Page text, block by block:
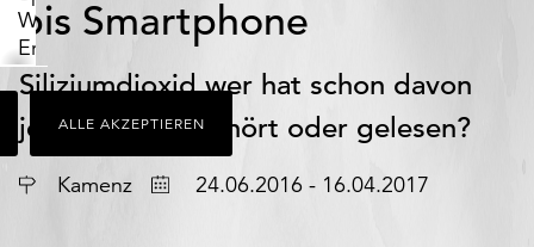
Webseiten-
Erlebnis
zu
bieten.
Dazu
zählen
Cookies,
ALLE AKZEPTIEREN
bis Smartphone
Siliziumdioxid wer hat schon davon
jemals etwas gehört oder gelesen?
Ort Kamenz Datum24.06.2016 - 16.04.2017